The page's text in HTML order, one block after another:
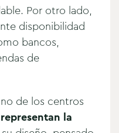
Por otro lado,
disponibilidad
bancos,
de
de los centros
la